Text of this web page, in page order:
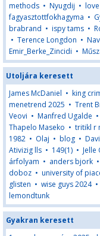
methods • Nyugdij •
fagyasztottfokhagyma •
brabrand • ispy tams •
• Terence Longdon • Nav
Emir_Berke_Zincidi •
Utoljára keresett
James McDaniel • king
menetrend 2025 • Trent
Veovi • Manfred Ugalde •
Thapelo Maseko • tritikl r
1982 • Olaj • blog •
Ativizig lls • 149(1) • Jelle
árfolyam • anders bjork •
doboz • university of
glisten • wise guys 2024•
lemondtunk
Gyakran keresett